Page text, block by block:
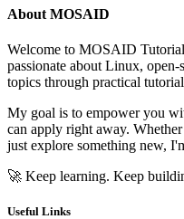
About MOSAID
Welcome to MOSAID
passionate about Linux,
topics through practical
My goal is to empower you
can apply right away.
just explore something new,
🚀 Keep learning. Keep
Useful Links